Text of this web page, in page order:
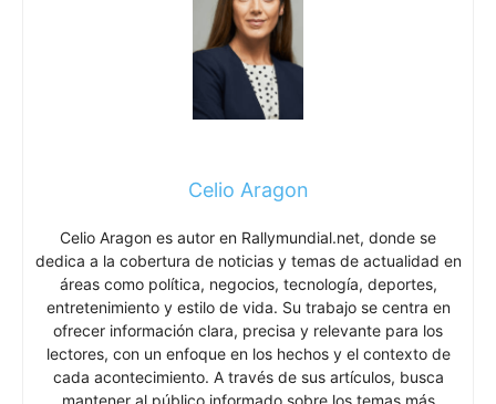
Celio Aragon
Celio Aragon es autor en Rallymundial.net, donde se
dedica a la cobertura de noticias y temas de actualidad en
áreas como política, negocios, tecnología, deportes,
entretenimiento y estilo de vida. Su trabajo se centra en
ofrecer información clara, precisa y relevante para los
lectores, con un enfoque en los hechos y el contexto de
cada acontecimiento. A través de sus artículos, busca
mantener al público informado sobre los temas más